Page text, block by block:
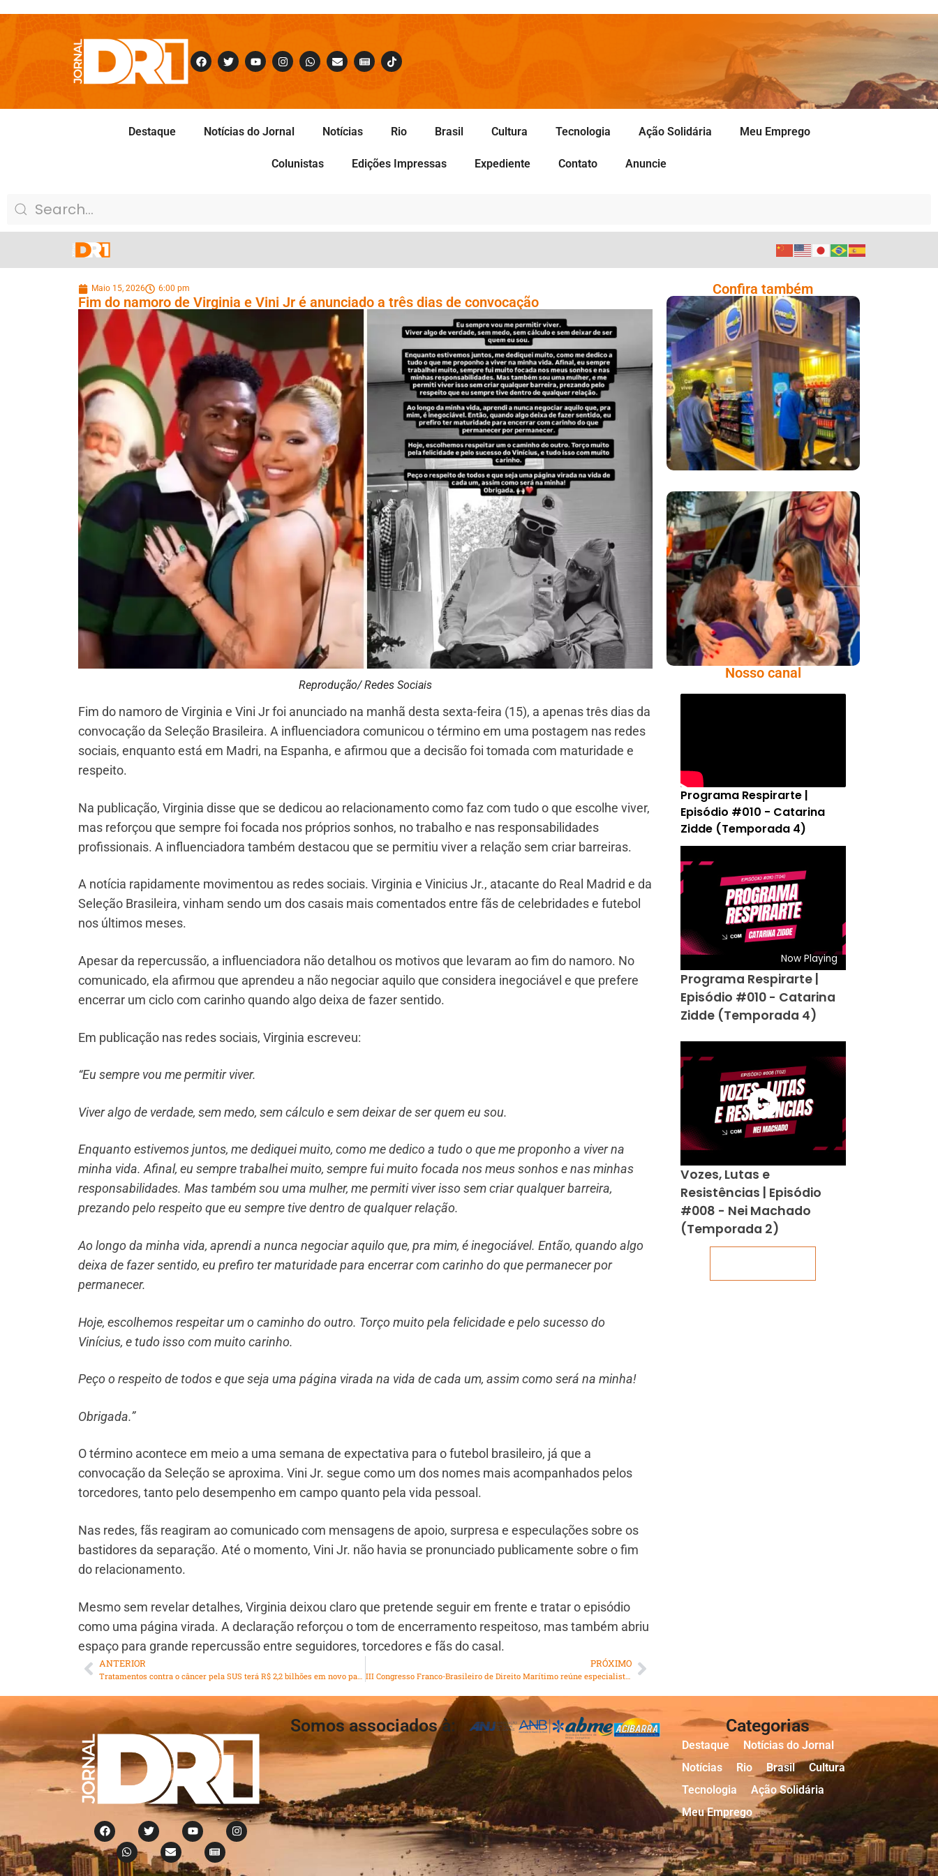
Destaque Notícias do Jornal Notícias Rio Brasil Cultura Tecnologia Ação Solidária Meu Emprego
Colunistas Edições Impressas Expediente Contato Anuncie
Maio 15, 2026 6:00 pm
Fim do namoro de Virginia e Vini Jr é anunciado a três dias de convocação
Reprodução/ Redes Sociais
Fim do namoro de Virginia e Vini Jr foi anunciado na manhã desta sexta-feira (15), a apenas três dias da
convocação da Seleção Brasileira. A influenciadora comunicou o término em uma postagem nas redes
sociais, enquanto está em Madri, na Espanha, e afirmou que a decisão foi tomada com maturidade e
respeito.
Na publicação, Virginia disse que se dedicou ao relacionamento como faz com tudo o que escolhe viver,
mas reforçou que sempre foi focada nos próprios sonhos, no trabalho e nas responsabilidades
profissionais. A influenciadora também destacou que se permitiu viver a relação sem criar barreiras.
A notícia rapidamente movimentou as redes sociais. Virginia e Vinicius Jr., atacante do Real Madrid e da
Seleção Brasileira, vinham sendo um dos casais mais comentados entre fãs de celebridades e futebol
nos últimos meses.
Apesar da repercussão, a influenciadora não detalhou os motivos que levaram ao fim do namoro. No
comunicado, ela afirmou que aprendeu a não negociar aquilo que considera inegociável e que prefere
encerrar um ciclo com carinho quando algo deixa de fazer sentido.
Em publicação nas redes sociais, Virginia escreveu:
“Eu sempre vou me permitir viver.
Viver algo de verdade, sem medo, sem cálculo e sem deixar de ser quem eu sou.
Enquanto estivemos juntos, me dediquei muito, como me dedico a tudo o que me proponho a viver na
minha vida. Afinal, eu sempre trabalhei muito, sempre fui muito focada nos meus sonhos e nas minhas
responsabilidades. Mas também sou uma mulher, me permiti viver isso sem criar qualquer barreira,
prezando pelo respeito que eu sempre tive dentro de qualquer relação.
Ao longo da minha vida, aprendi a nunca negociar aquilo que, pra mim, é inegociável. Então, quando algo
deixa de fazer sentido, eu prefiro ter maturidade para encerrar com carinho do que permanecer por
permanecer.
Hoje, escolhemos respeitar um o caminho do outro. Torço muito pela felicidade e pelo sucesso do
Vinícius, e tudo isso com muito carinho.
Peço o respeito de todos e que seja uma página virada na vida de cada um, assim como será na minha!
Obrigada.”
O término acontece em meio a uma semana de expectativa para o futebol brasileiro, já que a
convocação da Seleção se aproxima. Vini Jr. segue como um dos nomes mais acompanhados pelos
torcedores, tanto pelo desempenho em campo quanto pela vida pessoal.
Nas redes, fãs reagiram ao comunicado com mensagens de apoio, surpresa e especulações sobre os
bastidores da separação. Até o momento, Vini Jr. não havia se pronunciado publicamente sobre o fim
do relacionamento.
Mesmo sem revelar detalhes, Virginia deixou claro que pretende seguir em frente e tratar o episódio
como uma página virada. A declaração reforçou o tom de encerramento respeitoso, mas também abriu
espaço para grande repercussão entre seguidores, torcedores e fãs do casal.
ANTERIOR
Tratamentos contra o câncer pela SUS terá R$ 2,2 bilhões em novo pacote federal
PRÓXIMO
III Congresso Franco-Brasileiro de Direito Marítimo reúne especialistas no Rio de Janeiro
Confira também
Cencosud Promove
Inovação No Brasil
Com A Participação
Do Prezunic No Rio
Innovation Week
2026
​Segurança Pública
Lidera Queixas De
Moradores Do Rio Em
Escuta Promovida
Por Antônia
Fontenelle
Nosso canal
Programa Respirarte |
Episódio #010 - Catarina
Zidde (Temporada 4)
Now Playing
Programa Respirarte |
Episódio #010 - Catarina
Zidde (Temporada 4)
Vozes, Lutas e
Resistências | Episódio
#008 - Nei Machado
(Temporada 2)
Somos associados à: Categorias
Destaque
Notícias do Jornal
Notícias
Rio Brasil
Cultura
Tecnologia
Ação Solidária
Meu Emprego